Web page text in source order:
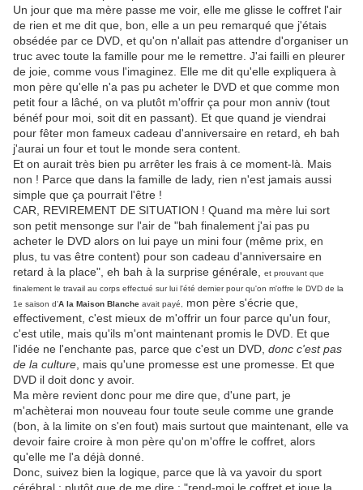
Un jour que ma mère passe me voir, elle me glisse le coffret l'air
de rien et me dit que, bon, elle a un peu remarqué que j'étais
obsédée par ce DVD, et qu'on n'allait pas attendre d'organiser un
truc avec toute la famille pour me le remettre. J'ai failli en pleurer
de joie, comme vous l'imaginez. Elle me dit qu'elle expliquera à
mon père qu'elle n'a pas pu acheter le DVD et que comme mon
petit four a lâché, on va plutôt m'offrir ça pour mon anniv (tout
bénéf pour moi, soit dit en passant). Et que quand je viendrai
pour fêter mon fameux cadeau d'anniversaire en retard, eh bah
j'aurai un four et tout le monde sera content.
Et on aurait très bien pu arrêter les frais à ce moment-là. Mais
non ! Parce que dans la famille de lady, rien n'est jamais aussi
simple que ça pourrait l'être !
CAR, REVIREMENT DE SITUATION ! Quand ma mère lui sort
son petit mensonge sur l'air de "bah finalement j'ai pas pu
acheter le DVD alors on lui paye un mini four (même prix, en
plus, tu vas être content) pour son cadeau d'anniversaire en
retard à la place", eh bah à la surprise générale,
et prouvant que
finalement le travail au corps effectué sur lui l'été dernier pour qu'on m'offre le DVD de la
1e saison d'A la Maison Blanche avait payé,
mon père s'écrie que,
effectivement, c'est mieux de m'offrir un four parce qu'un four,
c'est utile, mais qu'ils m'ont maintenant promis le DVD. Et que
l'idée ne l'enchante pas, parce que c'est un DVD, donc c'est pas
de la culture , mais qu'une promesse est une promesse. Et que
DVD il doit donc y avoir.
Ma mère revient donc pour me dire que, d'une part, je
m'achèterai mon nouveau four toute seule comme une grande
(bon, à la limite on s'en fout) mais surtout que maintenant, elle va
devoir faire croire à mon père qu'on m'offre le coffret, alors
qu'elle me l'a déjà donné.
Donc, suivez bien la logique, parce que là va yavoir du sport